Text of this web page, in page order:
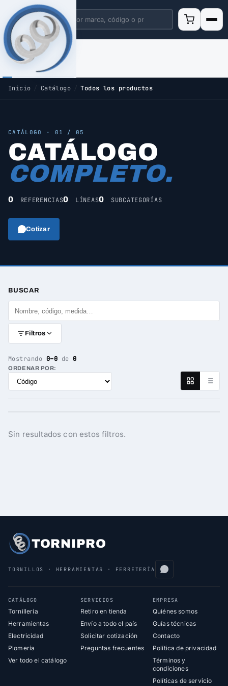
Inicio Catálogo Todos los productos
CATÁLOGO · 01 / 05
CATÁLOGO
COMPLETO.
0 REFERENCIAS0 LÍNEAS0 SUBCATEGORÍAS
Cotizar
BUSCAR
Filtros
Mostrando 0–0 de0
ORDENAR POR:
Sin resultados con estos filtros.
TORNIPRO
TORNILLOS · HERRAMIENTAS · FERRETERÍA
CATÁLOGO
Tornillería
Herramientas
Electricidad
Plomería
Ver todo el catálogo
SERVICIOS
Retiro en tienda
Envío a todo el país
Solicitar cotización
Preguntas frecuentes
EMPRESA
Quiénes somos
Guías técnicas
Contacto
Política de privacidad
Términos y
condiciones
Políticas de servicio